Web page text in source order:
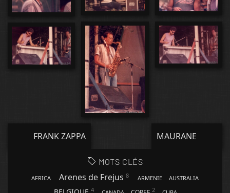
FRANK ZAPPA MAURANE
MOTS CLÉS
AFRICA Arenes de Frejus 8 ARMENIE AUSTRALIA
4 2